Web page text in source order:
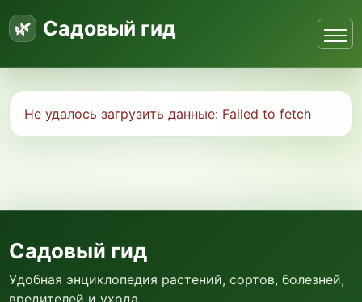
Садовый гид
Не удалось загрузить данные: Failed to fetch
Садовый гид
Удобная энциклопедия растений, сортов, болезней,
вредителей и ухода.